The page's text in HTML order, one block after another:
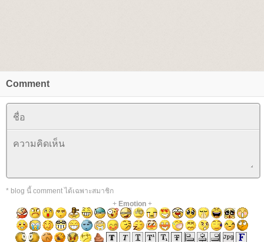
Comment
* blog นี้ comment ได้เฉพาะสมาชิก
+ Emotion+